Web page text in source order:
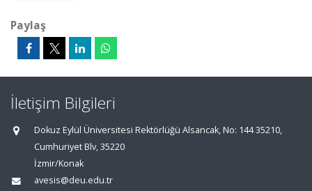
Paylaş
İletişim Bilgileri
Dokuz Eylül Üniversitesi Rektörlüğü Alsancak, No: 144 35210,
Cumhuriyet Blv, 35220
İzmir/Konak
avesis@deu.edu.tr